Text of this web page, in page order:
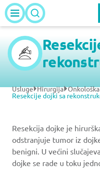
Usluge Hirurgija
Resekcije dojki sa
Resekcija dojke je
odstranjuje tumor iz
benigni. U većini
dojke se rade u toku